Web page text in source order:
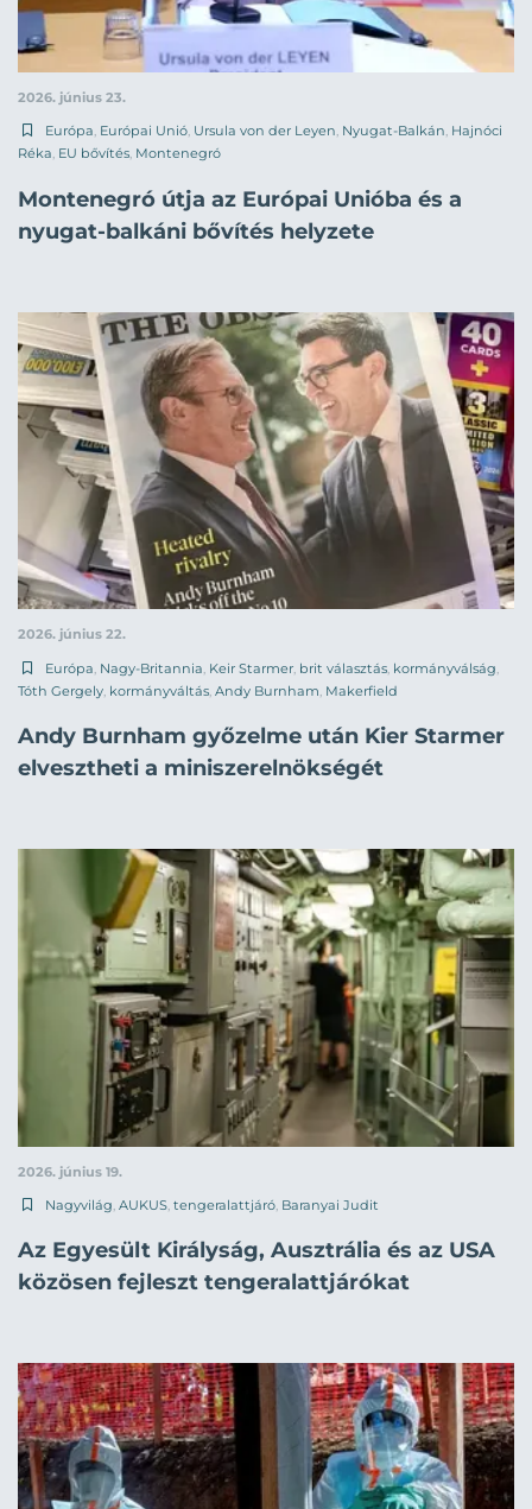
2026. június 23.
Európa, Európai Unió, Ursula von der Leyen, Nyugat-Balkán, Hajnóci
Réka, EU bővítés, Montenegró
Montenegró útja az Európai Unióba és a
nyugat-balkáni bővítés helyzete
2026. június 22.
Európa Nagy-Britannia Keir Starmer brit választás kormányválság
Tóth Gergely kormányváltás Andy Burnham Makerfield
Andy Burnham győzelme után Kier Starmer
elvesztheti a miniszerelnökségét
2026. június 19.
Nagyvilág AUKUS tengeralattjáró Baranyai Judit
Az Egyesült Királyság, Ausztrália és az USA
közösen fejleszt tengeralattjárókat